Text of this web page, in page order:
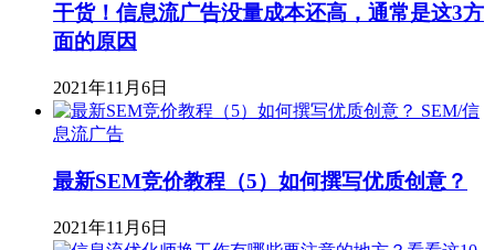
干货！信息流广告没量成本还高，通常是这3方
面的原因
2021年11月6日
SEM/信
息流广告
最新SEM竞价教程（5）如何撰写优质创意？
2021年11月6日